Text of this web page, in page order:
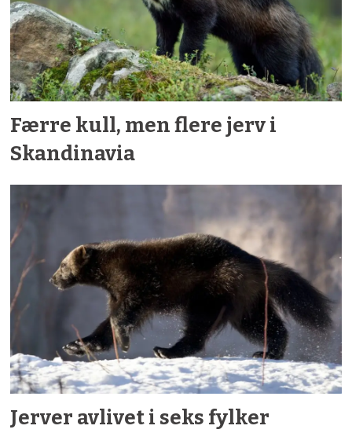
Færre kull, men flere jerv i
Skandinavia
Jerver avlivet i seks fylker